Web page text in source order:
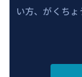
い方、がくち